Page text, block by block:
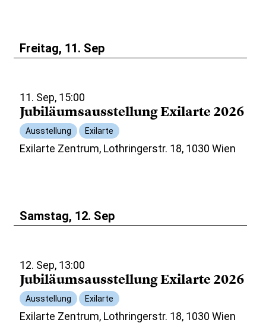
Freitag, 11. Sep
11. Sep, 15:00
Jubiläumsausstellung Exilarte 2026
Ausstellung Exilarte
Exilarte Zentrum, Lothringerstr. 18, 1030 Wien
Samstag, 12. Sep
12. Sep, 13:00
Jubiläumsausstellung Exilarte 2026
Ausstellung Exilarte
Exilarte Zentrum, Lothringerstr. 18, 1030 Wien